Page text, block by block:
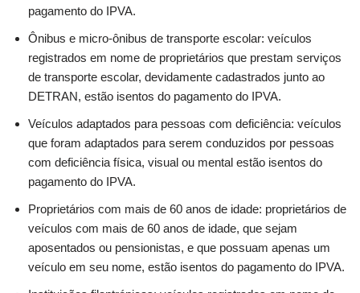
pagamento do IPVA.
Ônibus e micro-ônibus de transporte escolar: veículos
registrados em nome de proprietários que prestam serviços
de transporte escolar, devidamente cadastrados junto ao
DETRAN, estão isentos do pagamento do IPVA.
Veículos adaptados para pessoas com deficiência: veículos
que foram adaptados para serem conduzidos por pessoas
com deficiência física, visual ou mental estão isentos do
pagamento do IPVA.
Proprietários com mais de 60 anos de idade: proprietários de
veículos com mais de 60 anos de idade, que sejam
aposentados ou pensionistas, e que possuam apenas um
veículo em seu nome, estão isentos do pagamento do IPVA.